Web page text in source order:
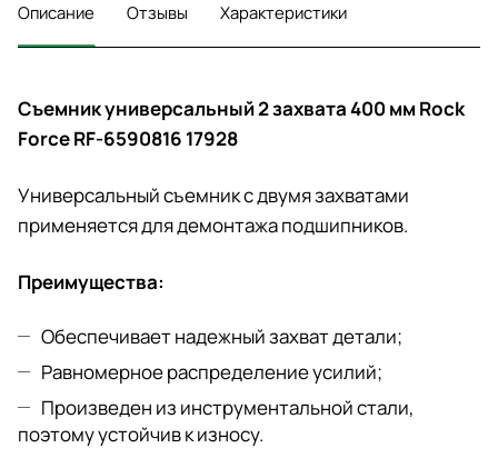
Описание Отзывы Характеристики
Съемник универсальный 2 захвата 400 мм Rock
Force RF-6590816 17928
Универсальный съемник с двумя захватами
применяется для демонтажа подшипников.
Преимущества:
Обеспечивает надежный захват детали;
Равномерное распределение усилий;
Произведен из инструментальной стали,
поэтому устойчив к износу.